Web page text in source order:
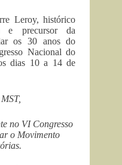
Leroy, histórico
e precursor da
os 30 anos do
Nacional do
dias 10 a 14 de
no VI Congresso
o Movimento